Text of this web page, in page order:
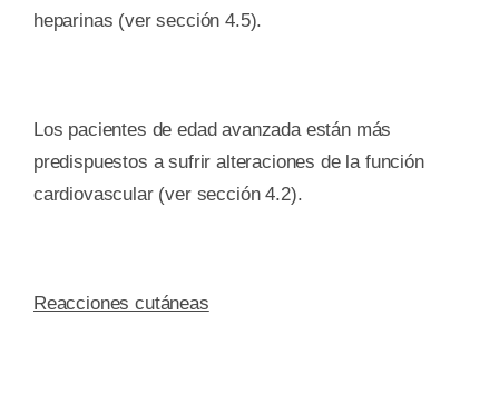
heparinas (ver sección 4.5).
Los pacientes de edad avanzada están más
predispuestos a sufrir alteraciones de la función
cardiovascular (ver sección 4.2).
Reacciones cutáneas